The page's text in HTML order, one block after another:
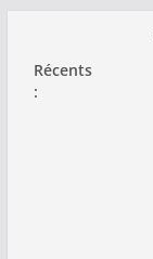
contenu
Récents
: